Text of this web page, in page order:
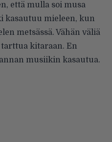
että mulla soi musa
kasautuu mieleen, kun
metsässä. Vähän väliä
kitaraan. En
musiikin kasautua.